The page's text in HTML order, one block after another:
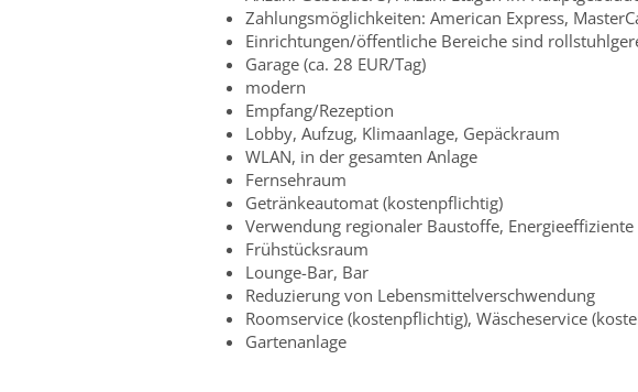
Zahlungsmöglichkeiten: American Express,
Einrichtungen/öffentliche Bereiche sind
Garage (ca. 28 EUR/Tag)
modern
Empfang/Rezeption
Lobby, Aufzug, Klimaanlage, Gepäckraum
WLAN, in der gesamten Anlage
Fernsehraum
Getränkeautomat (kostenpflichtig)
Verwendung regionaler Baustoffe,
Frühstücksraum
Lounge-Bar, Bar
Reduzierung von Lebensmittelverschwendung
Roomservice (kostenpflichtig), Wäscheservice
Gartenanlage